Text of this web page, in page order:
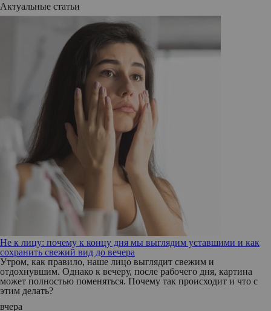
Актуальные статьи
Не к лицу: почему к концу дня мы выглядим уставшими и как
сохранить свежий вид до вечера
Утром, как правило, наше лицо выглядит свежим и
отдохнувшим. Однако к вечеру, после рабочего дня, картина
может полностью поменяться. Почему так происходит и что с
этим делать?
вчера